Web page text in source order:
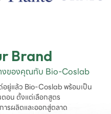
Brand
างของคุณกับ Bio-Coslab
อยู่แล้ว Bio-Coslab พร้อมเป็น
น ตั้งแต่เลือกสูตร
รผลิตและออกสู่ตลาด